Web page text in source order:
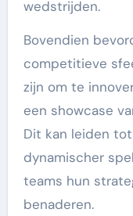
wedstrijden.
Bovendien
competitieve
zijn om te
een showcase
Dit kan leiden
dynamischer
teams hun
benaderen.